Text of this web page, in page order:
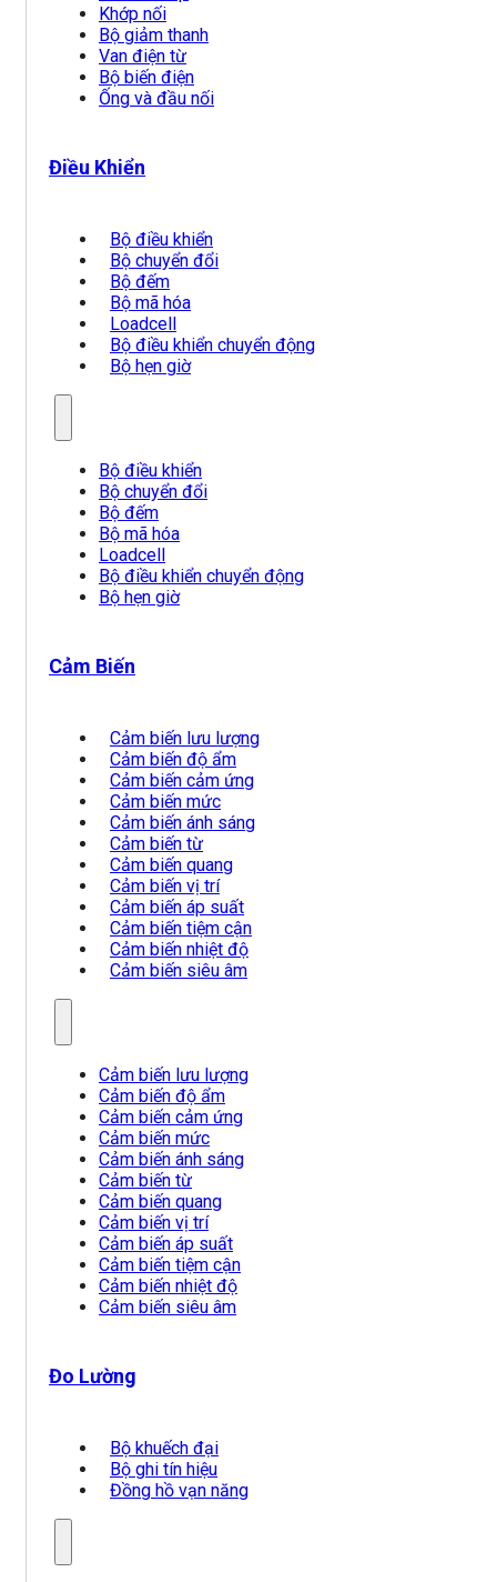
Khớp nối
Bộ giảm thanh
Van điện từ
Bộ biến điện
Ống và đầu nối
Điều Khiển
Bộ điều khiển
Bộ chuyển đổi
Bộ đếm
Bộ mã hóa
Loadcell
Bộ điều khiển chuyển động
Bộ hẹn giờ
Bộ điều khiển
Bộ chuyển đổi
Bộ đếm
Bộ mã hóa
Loadcell
Bộ điều khiển chuyển động
Bộ hẹn giờ
Cảm Biến
Cảm biến lưu lượng
Cảm biến độ ẩm
Cảm biến cảm ứng
Cảm biến mức
Cảm biến ánh sáng
Cảm biến từ
Cảm biến quang
Cảm biến vị trí
Cảm biến áp suất
Cảm biến tiệm cận
Cảm biến nhiệt độ
Cảm biến siêu âm
Cảm biến lưu lượng
Cảm biến độ ẩm
Cảm biến cảm ứng
Cảm biến mức
Cảm biến ánh sáng
Cảm biến từ
Cảm biến quang
Cảm biến vị trí
Cảm biến áp suất
Cảm biến tiệm cận
Cảm biến nhiệt độ
Cảm biến siêu âm
Đo Lường
Bộ khuếch đại
Bộ ghi tín hiệu
Đồng hồ vạn năng